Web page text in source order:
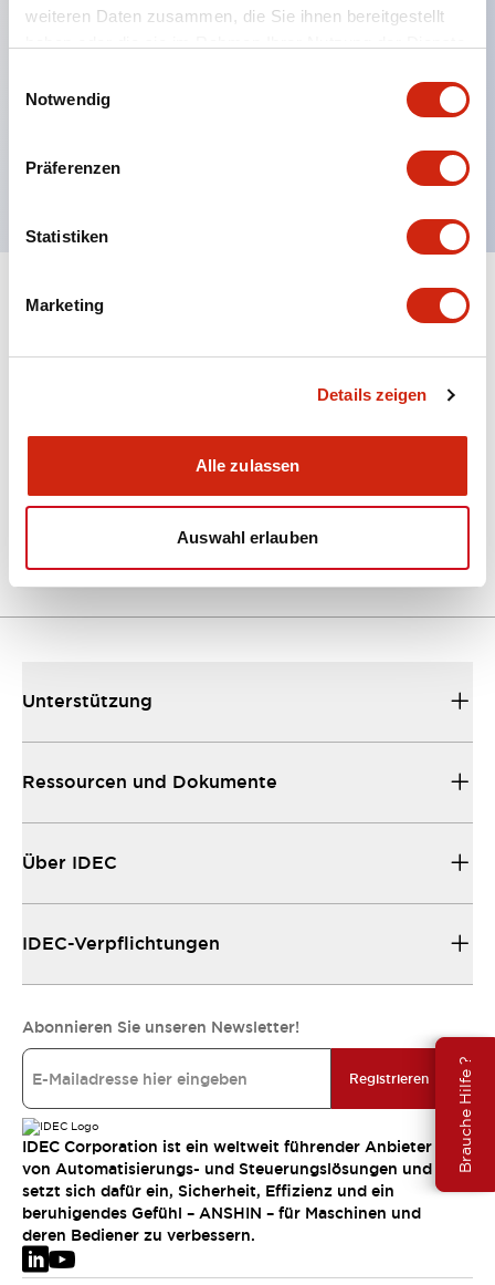
weiteren Daten zusammen, die Sie ihnen bereitgestellt
Notwendig
Präferenzen
Statistiken
Marketing
Details zeigen
Alle zulassen
Auswahl erlauben
Brauche Hilfe ?
Bis zu 3 Kontaktblöcke
Finger-sichere (IP20) Schraubklemmen verfügbar
Dokumente und Dateien
Bedienungsanleitung CAD-
10/10/2024.PDF5.62MB
Unterstützung
Ressourcen und Dokumente
Über IDEC
IDEC-Verpflichtungen
Abonnieren Sie unseren Newsletter!
Registrieren
IDEC Corporation ist ein weltweit führender Anbieter
von Automatisierungs- und Steuerungslösungen und
setzt sich dafür ein, Sicherheit, Effizienz und ein
beruhigendes Gefühl – ANSHIN – für Maschinen und
deren Bediener zu verbessern.